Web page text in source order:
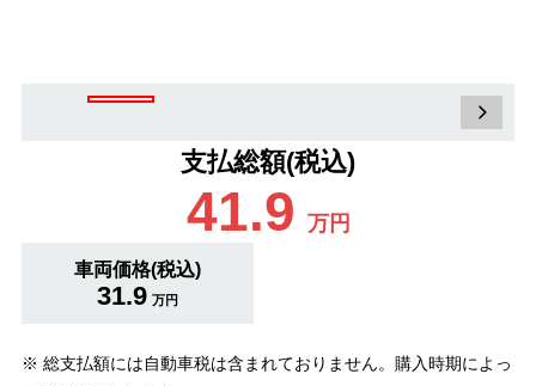
支払総額(税込)
41.9 万円
車両価格(税込)
31.9 万円
※ 総支払額には自動車税は含まれておりません。購入時期によっ